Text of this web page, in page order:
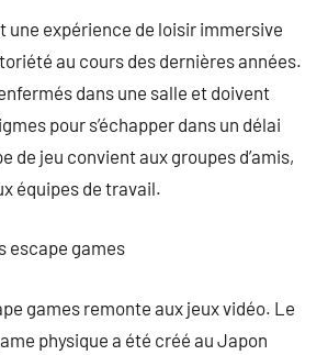
une expérience de loisir immersive
au cours des dernières années.
dans une salle et doivent
pour s’échapper dans un délai
de jeu convient aux groupes d’amis,
équipes de travail.
escape games
games remonte aux jeux vidéo. Le
physique a été créé au Japon